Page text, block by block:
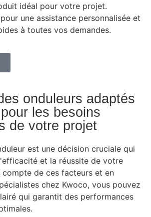
idéal pour votre projet.
une assistance personnalisée et
à toutes vos demandes.
onduleurs adaptés
les besoins
de votre projet
est une décision cruciale qui
et la réussite de votre
compte de ces facteurs et en
chez Kwoco, vous pouvez
qui garantit des performances